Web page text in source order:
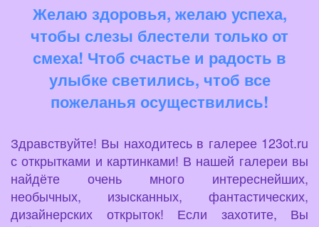
Желаю здоровья, желаю успеха,
чтобы слезы блестели только от
смеха! Чтоб счастье и радость в
улыбке светились, чтоб все
пожеланья осуществились!
Здравствуйте! Вы находитесь в галерее 123ot.ru
с открытками и картинками! В нашей галереи вы
найдёте очень много интереснейших,
необычных, изысканных, фантастических,
дизайнерских открыток! Если захотите, Вы